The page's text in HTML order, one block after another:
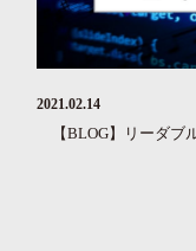
2021.02.14
【BLOG】リーダ